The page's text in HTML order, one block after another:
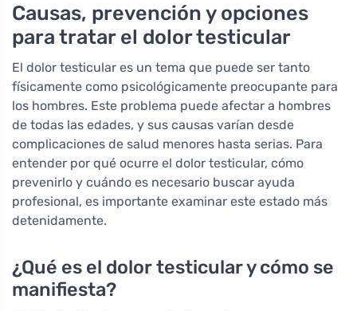
Causas, prevención y opciones
para tratar el dolor testicular
El dolor testicular es un tema que puede ser tanto
físicamente como psicológicamente preocupante para
los hombres. Este problema puede afectar a hombres
de todas las edades, y sus causas varían desde
complicaciones de salud menores hasta serias. Para
entender por qué ocurre el dolor testicular, cómo
prevenirlo y cuándo es necesario buscar ayuda
profesional, es importante examinar este estado más
detenidamente.
¿Qué es el dolor testicular y cómo se
manifiesta?